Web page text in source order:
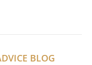
BLOG